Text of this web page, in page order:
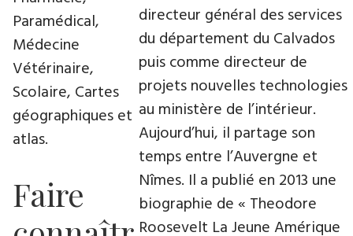
directeur général des services
du département du Calvados
puis comme directeur de
projets nouvelles technologies
au ministère de l’intérieur.
Aujourd’hui, il partage son
temps entre l’Auvergne et
Nîmes. Il a publié en 2013 une
biographie de « Theodore
Roosevelt La Jeune Amérique
Paramédical,
Médecine
Vétérinaire,
Scolaire, Cartes
géographiques et
atlas.
Faire